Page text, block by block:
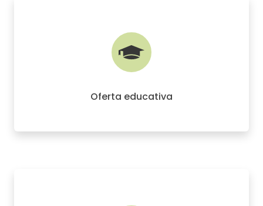
Oferta educativa